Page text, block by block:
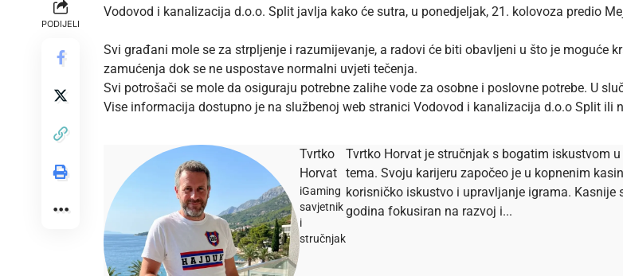
PODIJELI
Vodovod i kanalizacija d.o.o. Split javlja kako će sutra, u ponedjeljak, 21. kolovoza predio
Svi građani mole se za strpljenje i razumijevanje, a radovi će biti obavljeni u što je moguće
zamućenja dok se ne uspostave normalni uvjeti tečenja.
Svi potrošači se mole da osiguraju potrebne zalihe vode za osobne i poslovne potrebe. U
Vise informacija dostupno je na službenoj web stranici Vodovod i kanalizacija d.o.o Split ili
Tvrtko
Horvat
iGaming
savjetnik
i
stručnjak
Tvrtko Horvat je stručnjak s bogatim iskustvom
tema. Svoju karijeru započeo je u kopnenim
korisničko iskustvo i upravljanje igrama. Kasnije
godina fokusiran na razvoj i...